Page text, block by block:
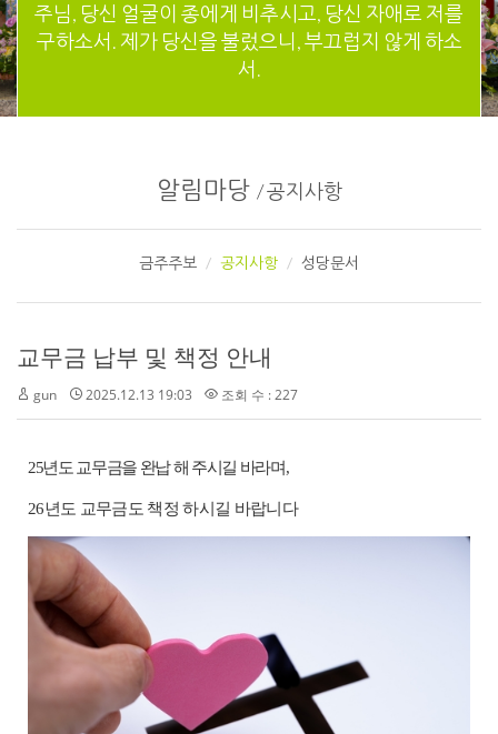
주님, 당신 얼굴이 종에게 비추시고, 당신 자애로 저를
구하소서. 제가 당신을 불렀으니, 부끄럽지 않게 하소
서.
알림마당 /공지사항
금주주보 공지사항 성당문서
교무금 납부 및 책정 안내
gun 2025.12.13 19:03 조회 수 : 227
25년도 교무금을 완납 해 주시길 바라며,
26년도 교무금도 책정 하시길 바랍니다